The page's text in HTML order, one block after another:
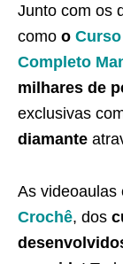
Junto com os
como o
Completo
milhares de
exclusivas
diamante
As videoaulas
Crochê, dos